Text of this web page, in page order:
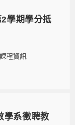
學期學分抵
課程資訊
學系徵聘教